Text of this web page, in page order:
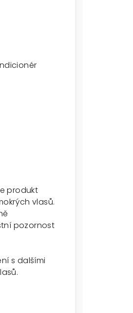
produkt
vlasů.
pozornost
s dalšími